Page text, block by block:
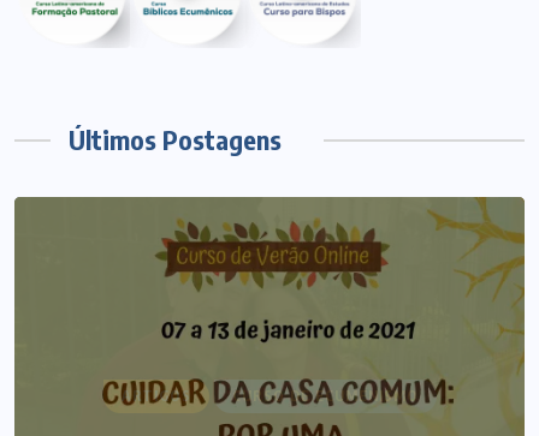
Últimos Postagens
ARTIGOS CURSO DE ECUMENISMO